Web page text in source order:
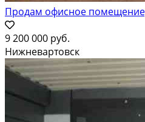
Продам офисное
9 200 000 руб.
Нижневартовск